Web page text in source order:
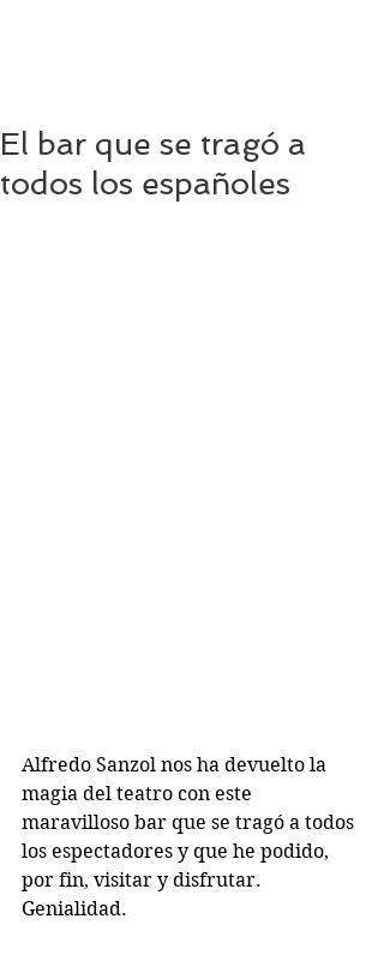
El bar que se tragó a
todos los españoles
Alfredo Sanzol nos ha devuelto la
magia del teatro con este
maravilloso bar que se tragó a todos
los espectadores y que he podido,
por fin, visitar y disfrutar.
Genialidad.